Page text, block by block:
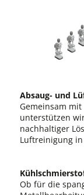
Absaug- und
Gemeinsam
unterstützen
nachhaltiger
Luftreinigung
Ob für die